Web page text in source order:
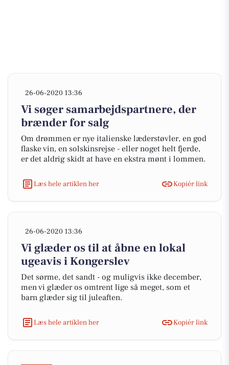
26-06-2020 13:36
Vi søger samarbejdspartnere, der
brænder for salg
Om drømmen er nye italienske læderstøvler, en god
flaske vin, en solskinsrejse - eller noget helt fjerde,
er det aldrig skidt at have en ekstra mønt i lommen.
Læs hele artiklen her Kopiér link
26-06-2020 13:36
Vi glæder os til at åbne en lokal
ugeavis i Kongerslev
Det sørme, det sandt - og muligvis ikke december,
men vi glæder os omtrent lige så meget, som et
barn glæder sig til juleaften.
Læs hele artiklen her Kopiér link